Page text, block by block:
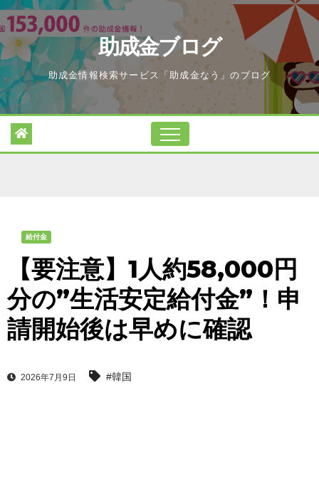
Skip
to
content
助成金ブログ
助成金情報検索サービス「助成金なう」のブログ
給付金
【要注意】1人約58,000円
分の”生活安定給付金”！申
請開始後は早めに確認
2026年7月9日 #韓国